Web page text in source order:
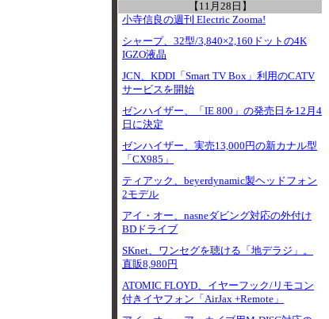
【11月28日】
小寺信良の週刊 Electric Zooma!
シャープ、32型/3,840×2,160ドットの4K
IGZO液晶
JCN、KDDI「Smart TV Box」利用のCATV
サービスを開始
ゼンハイザー、「IE 800」の発売日を12月4
日に決定
ゼンハイザー、実売13,000円の新カナル型
「CX985」
ティアック、beyerdynamic製ヘッドフォン
2モデル
アイ・オー、nasneダビング対応の外付け
BDドライブ
SKnet、ワンセグを聴ける「地デラジ」。
直販8,980円
ATOMIC FLOYD、イヤーフック/リモコン
付きイヤフォン「AirJax +Remote」